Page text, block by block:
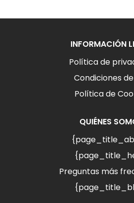
INFORMACIÓN
Política de
Condiciones
Política de
QUIÉNES
Preguntas más